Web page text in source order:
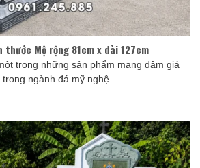
thước Mộ rộng 81cm x dài 127cm
trong những sản phẩm mang đậm giá
ngành đá mỹ nghệ. ...